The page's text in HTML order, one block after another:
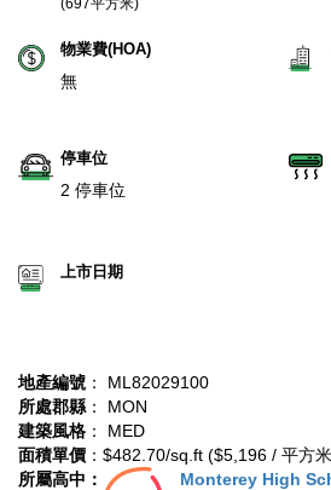
(697平方米)
物業費(HOA)
無
停車位
2 停車位
上市日期
地產編號 ： ML82029100
所處郡縣 ： MON
建築風格 ： MED
面積單價 ：$482.70/sq.ft ($5,196 / 平方
所屬高中：
Monterey High